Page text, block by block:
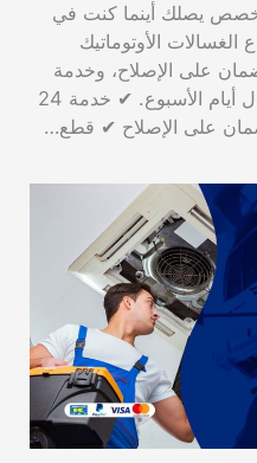
فني متخصص يصلك أينما كنت في
الغسالات الأوتوماتيك
على الإصلاح، وخدمة
منزلية على مدار 24 ساعة طوال أيام الأسبوع. ✔ خدمة 24
على الإصلاح ✔ قطع…